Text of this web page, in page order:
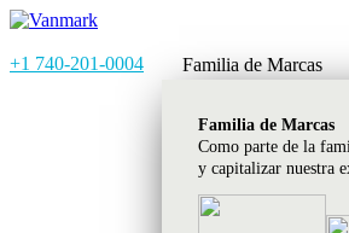
+1 740-201-0004 Familia de Marcas
Familia de Marcas
Como parte de la
y capitalizar nuestra